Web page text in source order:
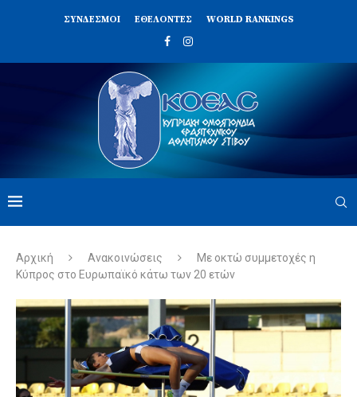
ΣΥΝΔΈΣΜΟΙ ΕΘΕΛΟΝΤΈΣ WORLD RANKINGS
Αρχική Ανακοινώσεις
Με οκτώ συμμετοχές η
Κύπρος στο Ευρωπαϊκό κάτω των 20 ετών